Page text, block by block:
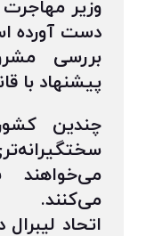
دست آورده
بررسی
پیشنهاد با
چندین
می‌خواهند
می‌کنند.
اتحاد